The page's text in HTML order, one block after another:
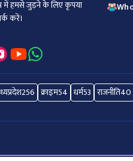
हमसे जुड़ने के लिए कृपया
करें।
256 क्राइम54 धर्म53 राजनीति40